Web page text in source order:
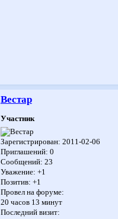
Вестар
Участник
Зарегистрирован: 2011-02-06
Приглашений: 0
Сообщений: 23
Уважение: +1
Позитив: +1
Провел на форуме:
20 часов 13 минут
Последний визит: